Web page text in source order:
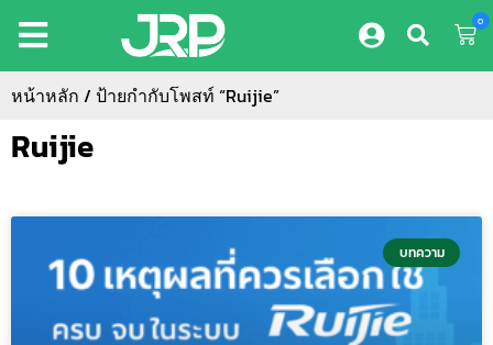
0
หน้าหลัก / ป้ายกำกับโพสท์ “Ruijie”
Ruijie
บทความ